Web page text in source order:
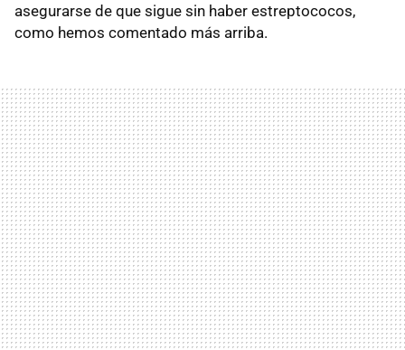
asegurarse de que sigue sin haber estreptococos,
como hemos comentado más arriba.